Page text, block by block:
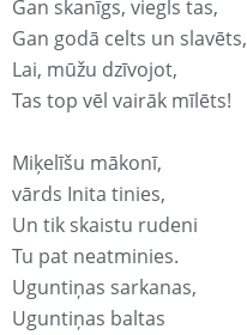
Gan skanīgs, viegls tas,
Gan godā celts un slavēts,
Lai, mūžu dzīvojot,
Tas top vēl vairāk mīlēts!
Miķelīšu mākonī,
vārds Inita tinies,
Un tik skaistu rudeni
Tu pat neatminies.
Uguntiņas sarkanas,
Uguntiņas baltas